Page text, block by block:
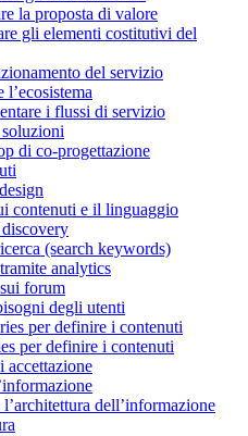
la proposta di valore
gli elementi costitutivi del
del servizio
l’ecosistema
i flussi di servizio
di co-progettazione
contenuti e il linguaggio
(search keywords)
analytics
forum
degli utenti
per definire i contenuti
per definire i contenuti
accettazione
dell’informazione